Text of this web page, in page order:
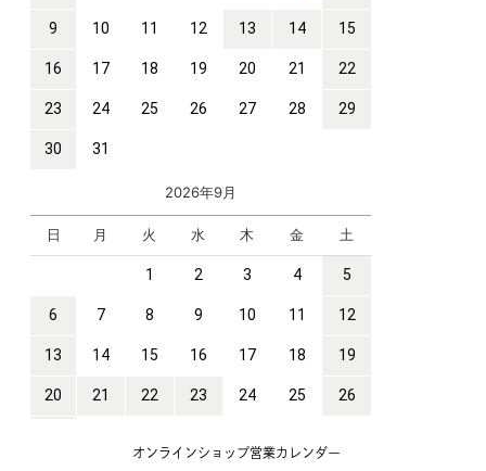
オンラインショップ営業カレンダー